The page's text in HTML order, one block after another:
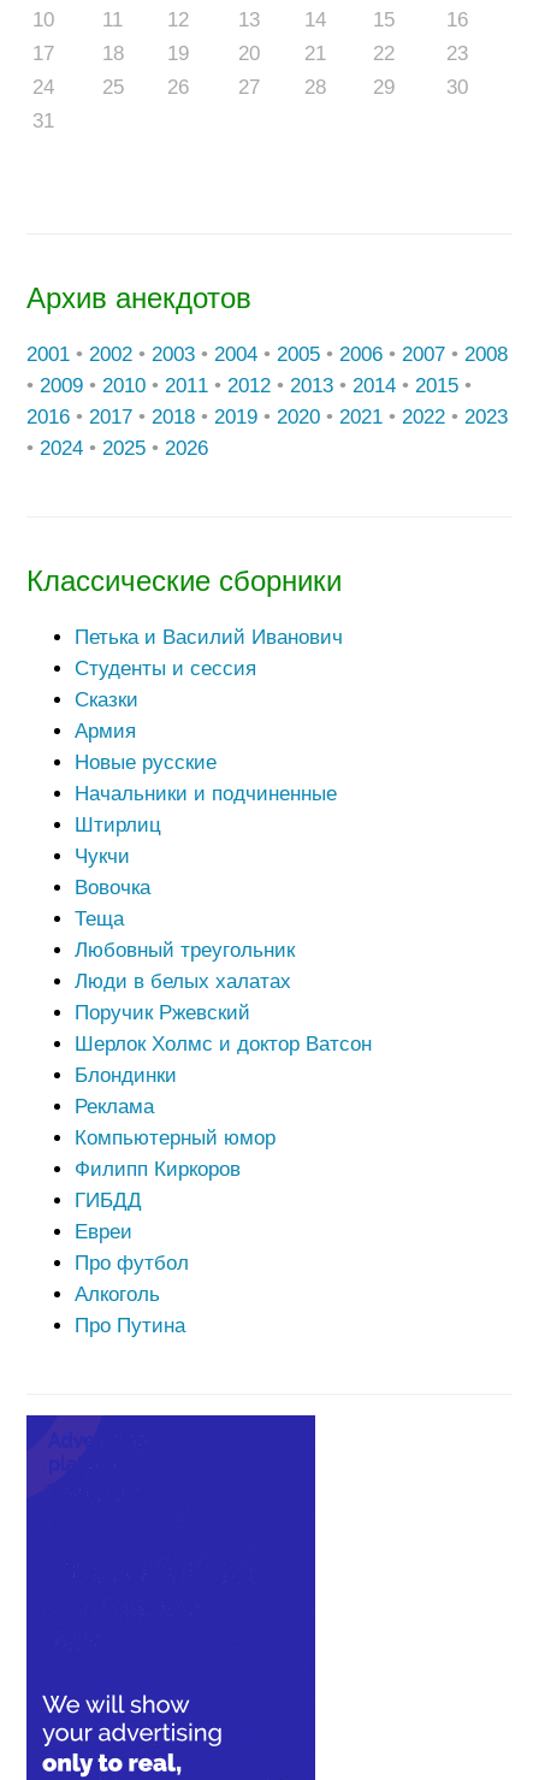
10
11 12 13 14 15
16
17
18 19 20 21 22
23
24
25 26 27 28 29
30
31
Архив анекдотов
2001 • 2002 • 2003 • 2004 • 2005 • 2006 • 2007 • 2008
• 2009 • 2010 • 2011 • 2012 • 2013 • 2014 • 2015 •
2016 • 2017 • 2018 • 2019 • 2020 • 2021 • 2022 • 2023
• 2024 • 2025 • 2026
Классические сборники
Петька и Василий Иванович
Студенты и сессия
Сказки
Армия
Новые русские
Начальники и подчиненные
Штирлиц
Чукчи
Вовочка
Теща
Любовный треугольник
Люди в белых халатах
Поручик Ржевский
Шерлок Холмс и доктор Ватсон
Блондинки
Реклама
Компьютерный юмор
Филипп Киркоров
ГИБДД
Евреи
Про футбол
Алкоголь
Про Путина